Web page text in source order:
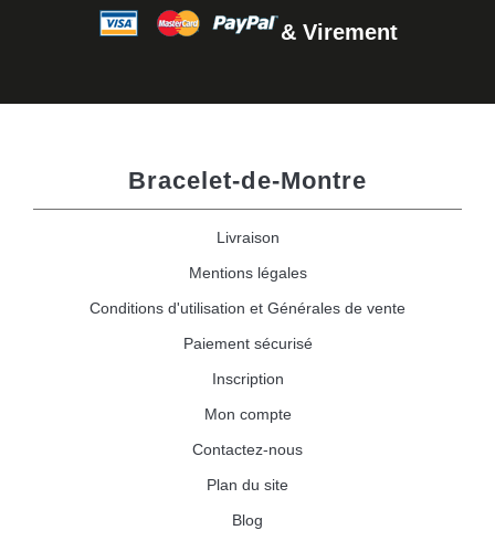
& Virement
Bracelet-de-Montre
Livraison
Mentions légales
Conditions d'utilisation et Générales de vente
Paiement sécurisé
Inscription
Mon compte
Contactez-nous
Plan du site
Blog